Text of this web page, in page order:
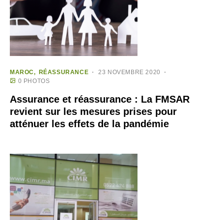
MAROC RÉASSURANCE
23 NOVEMBRE 2020
0 PHOTOS
Assurance et réassurance : La FMSAR
revient sur les mesures prises pour
atténuer les effets de la pandémie